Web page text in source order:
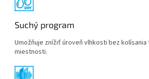
Suchý program
Umožňuje znížiť úroveň vlhkosti bez
miestnosti.